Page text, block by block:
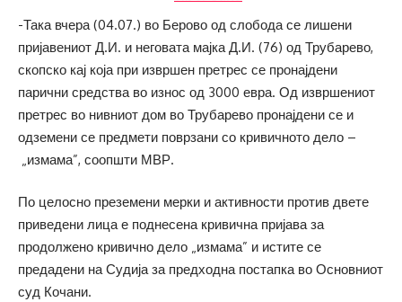
-Така вчера (04.07.) во Берово од слобода се лишени
пријавениот Д.И. и неговата мајка Д.И. (76) од Трубарево,
скопско кај која при извршен претрес се пронајдени
парични средства во износ од 3000 евра. Од извршениот
претрес во нивниот дом во Трубарево пронајдени се и
одземени се предмети поврзани со кривичното дело –
„измама”, соопшти МВР.
По целосно преземени мерки и активности против двете
приведени лица е поднесена кривична пријава за
продолжено кривично дело „измама” и истите се
предадени на Судија за предходна постапка во Основниот
суд Кочани.